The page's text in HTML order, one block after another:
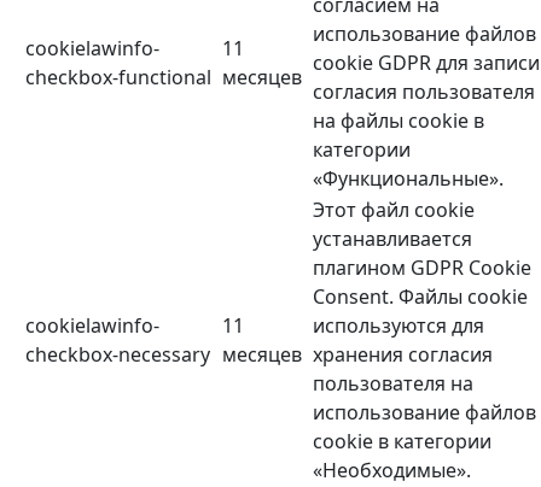
cookielawinfo-
checkbox-functional
11
месяцев
использование файлов
cookie GDPR для записи
согласия пользователя
на файлы cookie в
категории
«Функциональные».
cookielawinfo-
checkbox-necessary
11
месяцев
Этот файл cookie
устанавливается
плагином GDPR Cookie
Consent. Файлы cookie
используются для
хранения согласия
пользователя на
использование файлов
cookie в категории
«Необходимые».